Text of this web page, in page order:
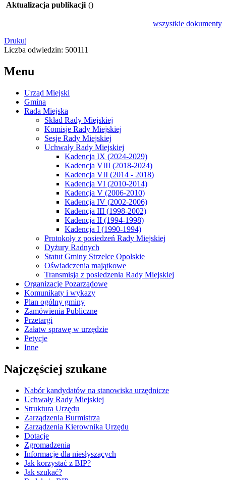
Aktualizacja publikacji ()
wszystkie dokumenty
Drukuj
Liczba odwiedzin: 500111
Menu
Urząd Miejski
Gmina
Rada Miejska
Skład Rady Miejskiej
Komisje Rady Miejskiej
Sesje Rady Miejskiej
Uchwały Rady Miejskiej
Kadencja IX (2024-2029)
Kadencja VIII (2018-2024)
Kadencja VII (2014 - 2018)
Kadencja VI (2010-2014)
Kadencja V (2006-2010)
Kadencja IV (2002-2006)
Kadencja III (1998-2002)
Kadencja II (1994-1998)
Kadencja I (1990-1994)
Protokoły z posiedzeń Rady Miejskiej
Dyżury Radnych
Statut Gminy Strzelce Opolskie
Oświadczenia majątkowe
Transmisja z posiedzenia Rady Miejskiej
Organizacje Pozarządowe
Komunikaty i wykazy
Plan ogólny gminy
Zamówienia Publiczne
Przetargi
Załatw sprawę w urzędzie
Petycje
Inne
Najczęściej szukane
Nabór kandydatów na stanowiska urzędnicze
Uchwały Rady Miejskiej
Struktura Urzędu
Zarządzenia Burmistrza
Zarządzenia Kierownika Urzędu
Dotacje
Zgromadzenia
Informacje dla niesłyszących
Jak korzystać z BIP?
Jak szukać?